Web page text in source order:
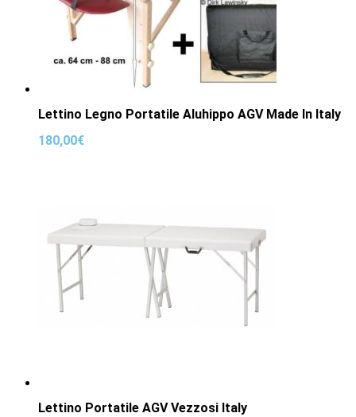
Lettino Legno Portatile Aluhippo AGV Made In Italy
180,00€
Lettino Portatile AGV Vezzosi Italy